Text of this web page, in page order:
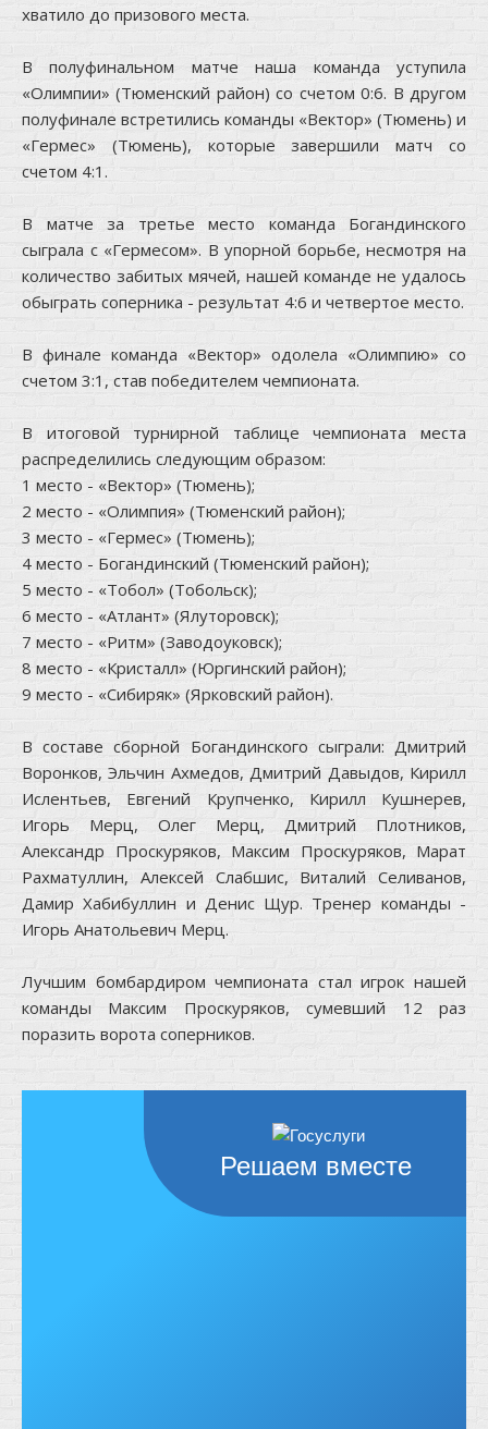
хватило до призового места.
В полуфинальном матче наша команда уступила
«Олимпии» (Тюменский район) со счетом 0:6. В другом
полуфинале встретились команды «Вектор» (Тюмень) и
«Гермес» (Тюмень), которые завершили матч со
счетом 4:1.
В матче за третье место команда Богандинского
сыграла с «Гермесом». В упорной борьбе, несмотря на
количество забитых мячей, нашей команде не удалось
обыграть соперника - результат 4:6 и четвертое место.
В финале команда «Вектор» одолела «Олимпию» со
счетом 3:1, став победителем чемпионата.
В итоговой турнирной таблице чемпионата места
распределились следующим образом:
1 место - «Вектор» (Тюмень);
2 место - «Олимпия» (Тюменский район);
3 место - «Гермес» (Тюмень);
4 место - Богандинский (Тюменский район);
5 место - «Тобол» (Тобольск);
6 место - «Атлант» (Ялуторовск);
7 место - «Ритм» (Заводоуковск);
8 место - «Кристалл» (Юргинский район);
9 место - «Сибиряк» (Ярковский район).
В составе сборной Богандинского сыграли: Дмитрий
Воронков, Эльчин Ахмедов, Дмитрий Давыдов, Кирилл
Ислентьев, Евгений Крупченко, Кирилл Кушнерев,
Игорь Мерц, Олег Мерц, Дмитрий Плотников,
Александр Проскуряков, Максим Проскуряков, Марат
Рахматуллин, Алексей Слабшис, Виталий Селиванов,
Дамир Хабибуллин и Денис Щур. Тренер команды -
Игорь Анатольевич Мерц.
Лучшим бомбардиром чемпионата стал игрок нашей
команды Максим Проскуряков, сумевший 12 раз
поразить ворота соперников.
Решаем вместе